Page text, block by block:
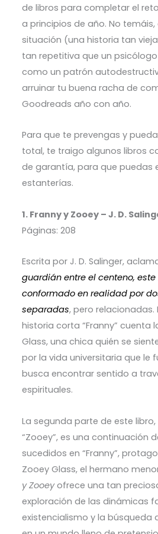
de libros para completar el
a principios de año. No
situación (una historia tan
tan repetitiva que un
como un patrón
arruinar tu buena racha de
Goodreads año con año.
Para que te prevengas y
total, te traigo algunos libros
de garantía, para que puedas
estanterías.
1. Franny y Zooey – J. D.
Páginas: 208
Escrita por J. D. Salinger,
guardián entre el centeno,
conformado en realidad por
separadas, pero relacionadas.
historia corta “Franny” cuenta
Glass, una chica quién se
por la vida universitaria que le
busca encontrar sentido a
espirituales.
La segunda parte de este
“Zooey”, es una continuación
sucedidos en “Franny”,
Zooey Glass, el hermano
y Zooeyofrece una tan
exploración de las dinámicas
existencialismo y la búsqueda